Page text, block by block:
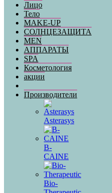
Лицо
Тело
MAKE-UP
СОЛНЦЕЗАЩИТА
MEN
АППАРАТЫ
SPA
Косметология
акции
Производители
Asterasys
B-
CAINE
Bio-